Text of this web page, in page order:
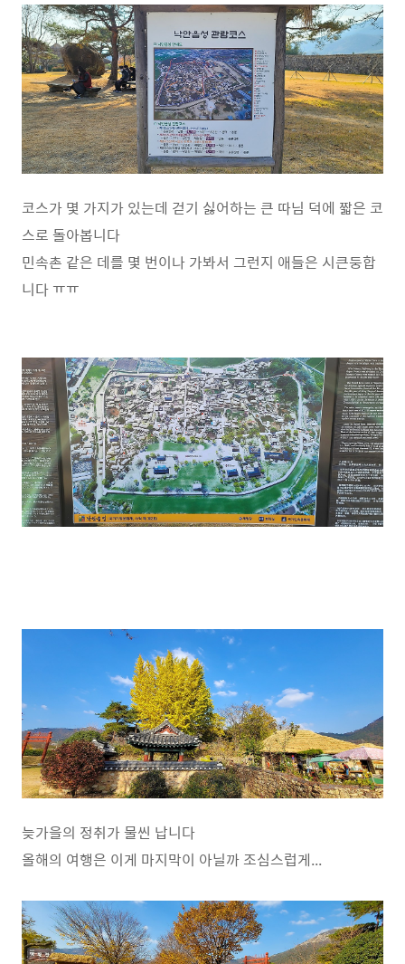
코스가 몇 가지가 있는데 걷기 싫어하는 큰 따님 덕에 짧은 코
스로 돌아봅니다
민속촌 같은 데를 몇 번이나 가봐서 그런지 애들은 시큰둥합
니다 ㅠㅠ
늦가을의 정취가 물씬 납니다
올해의 여행은 이게 마지막이 아닐까 조심스럽게...